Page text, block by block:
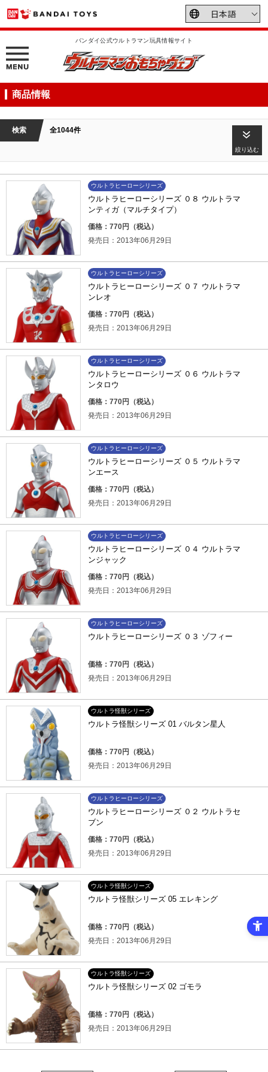
バンダイ公式ウルトラマン玩具情報サイト
商品情報
検索 全1044件
絞り込む
ウルトラヒーローシリーズ
ウルトラヒーローシリーズ ０８ ウルトラマ
ンティガ（マルチタイプ）
価格：770円（税込）
発売日：2013年06月29日
ウルトラヒーローシリーズ
ウルトラヒーローシリーズ ０７ ウルトラマ
ンレオ
価格：770円（税込）
発売日：2013年06月29日
ウルトラヒーローシリーズ
ウルトラヒーローシリーズ ０６ ウルトラマ
ンタロウ
価格：770円（税込）
発売日：2013年06月29日
ウルトラヒーローシリーズ
ウルトラヒーローシリーズ ０５ ウルトラマ
ンエース
価格：770円（税込）
発売日：2013年06月29日
ウルトラヒーローシリーズ
ウルトラヒーローシリーズ ０４ ウルトラマ
ンジャック
価格：770円（税込）
発売日：2013年06月29日
ウルトラヒーローシリーズ
ウルトラヒーローシリーズ ０３ ゾフィー
価格：770円（税込）
発売日：2013年06月29日
ウルトラ怪獣シリーズ
ウルトラ怪獣シリーズ 01 バルタン星人
価格：770円（税込）
発売日：2013年06月29日
ウルトラヒーローシリーズ
ウルトラヒーローシリーズ ０２ ウルトラセ
ブン
価格：770円（税込）
発売日：2013年06月29日
ウルトラ怪獣シリーズ
ウルトラ怪獣シリーズ 05 エレキング
価格：770円（税込）
発売日：2013年06月29日
ウルトラ怪獣シリーズ
ウルトラ怪獣シリーズ 02 ゴモラ
価格：770円（税込）
発売日：2013年06月29日